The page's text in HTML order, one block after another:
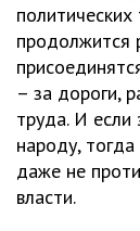
политических
продолжится
– за дороги,
труда. И если
народу, тогда
даже не
власти.